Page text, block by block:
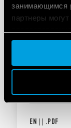
занимающимся
партнеры
данными,
EN | | .PDF